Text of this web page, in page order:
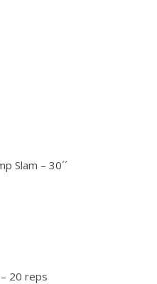
Slam – 30´´
20 reps